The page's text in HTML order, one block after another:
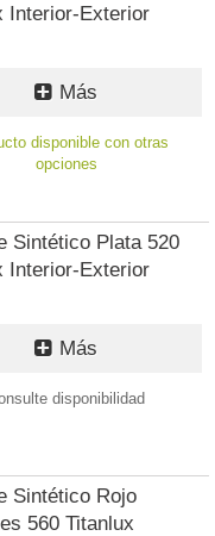
Interior-Exterior
Más
disponible con otras
opciones
Sintético Plata 520
Interior-Exterior
Más
disponibilidad
Sintético Rojo
560 Titanlux